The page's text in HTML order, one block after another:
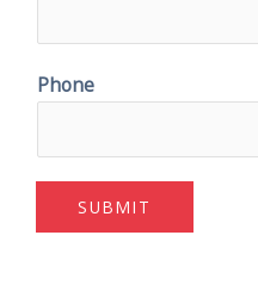
Phone
SUBMIT